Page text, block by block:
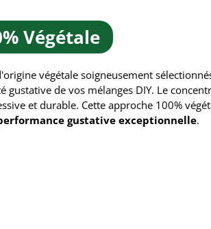
Végétale
végétale soigneusement
de vos mélanges DIY. Le
et durable. Cette approche 100%
gustative exceptionnelle.